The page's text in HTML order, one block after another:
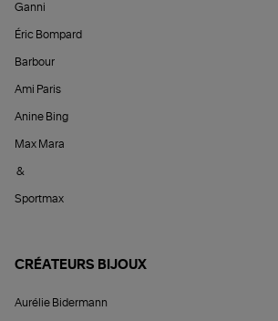
Ganni
Éric Bompard
Barbour
Ami Paris
Anine Bing
Max Mara
&
Sportmax
CRÉATEURS BIJOUX
Aurélie Bidermann